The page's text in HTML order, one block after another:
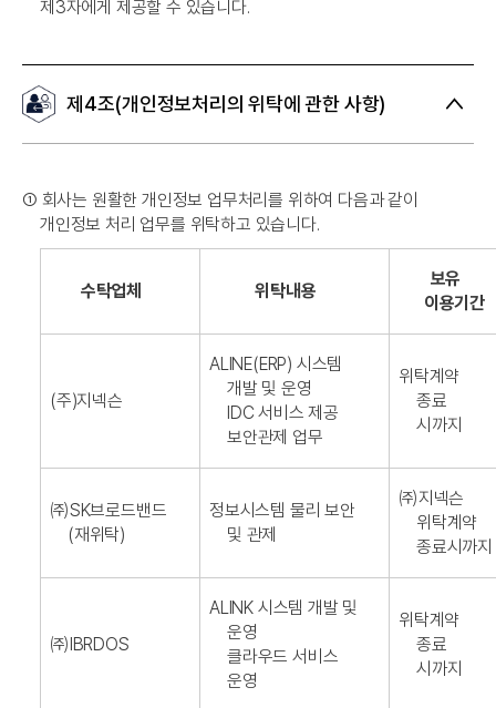
제3자에게 제공할 수 있습니다.
제4조(개인정보처리의 위탁에 관한 사항)
➀ 회사는 원활한 개인정보 업무처리를 위하여 다음과 같이
개인정보 처리 업무를 위탁하고 있습니다.
수탁업체 위탁내용
보유
이용기간
(주)지넥슨
ALINE(ERP) 시스템
개발 및 운영
IDC 서비스 제공
보안관제 업무
위탁계약
종료
시까지
㈜SK브로드밴드
(재위탁)
정보시스템 물리 보안
및 관제
㈜지넥슨
위탁계약
종료시까지
㈜IBRDOS
ALINK 시스템 개발 및
운영
클라우드 서비스
운영
위탁계약
종료
시까지